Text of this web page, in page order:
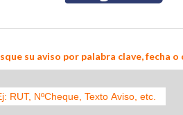
su aviso por palabra clave, fecha